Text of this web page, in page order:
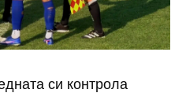
си контрола